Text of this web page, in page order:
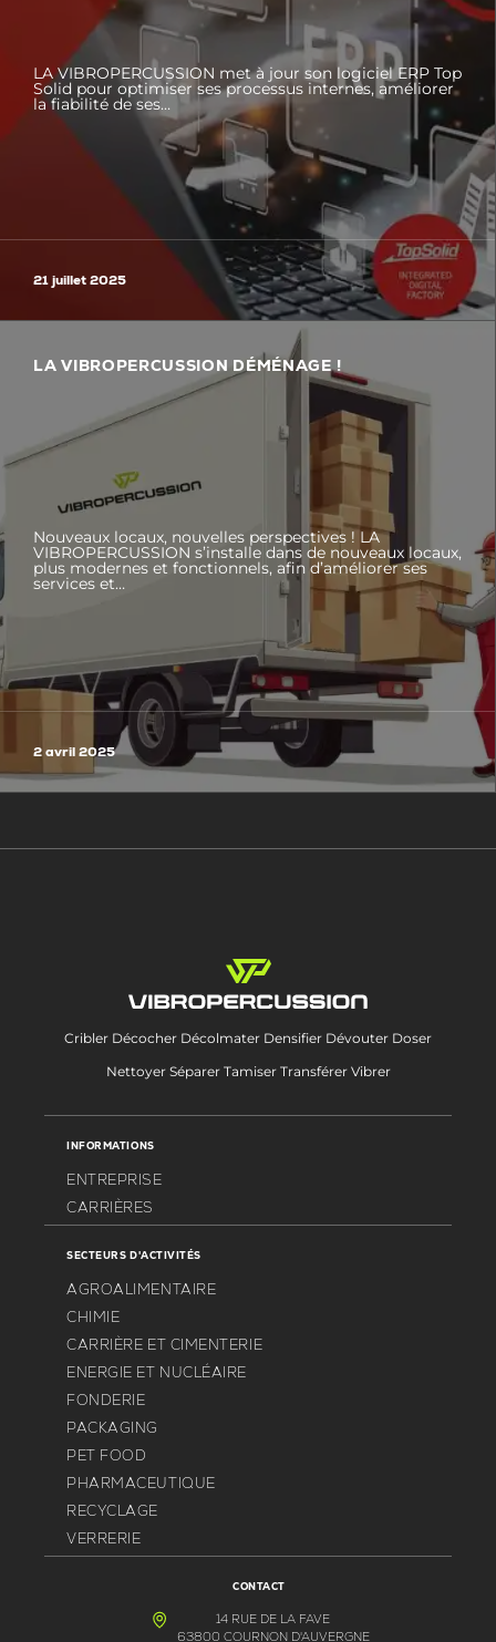
LA VIBROPERCUSSION met à jour son logiciel ERP Top
Solid pour optimiser ses processus internes, améliorer
la fiabilité de ses…
21 juillet 2025
LA VIBROPERCUSSION DÉMÉNAGE !
Nouveaux locaux, nouvelles perspectives ! LA
VIBROPERCUSSION s’installe dans de nouveaux locaux,
plus modernes et fonctionnels, afin d’améliorer ses
services et…
2 avril 2025
Cribler Décocher Décolmater Densifier Dévouter Doser
Nettoyer Séparer Tamiser Transférer Vibrer
INFORMATIONS
ENTREPRISE
CARRIÈRES
SECTEURS D'ACTIVITÉS
AGROALIMENTAIRE
CHIMIE
CARRIÈRE ET CIMENTERIE
ENERGIE ET NUCLÉAIRE
FONDERIE
PACKAGING
PET FOOD
PHARMACEUTIQUE
RECYCLAGE
VERRERIE
CONTACT
14 RUE DE LA FAVE
63800 COURNON D'AUVERGNE